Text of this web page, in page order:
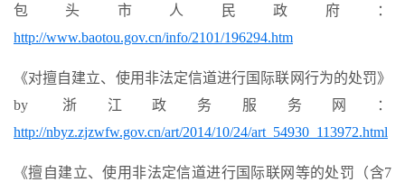
包头市人民政府：
http://www.baotou.gov.cn/info/2101/196294.htm
《对擅自建立、使用非法定信道进行国际联网行为的处罚》
by 浙江政务服务网：
http://nbyz.zjzwfw.gov.cn/art/2014/10/24/art_54930_113972.html
《擅自建立、使用非法定信道进行国际联网等的处罚（含7